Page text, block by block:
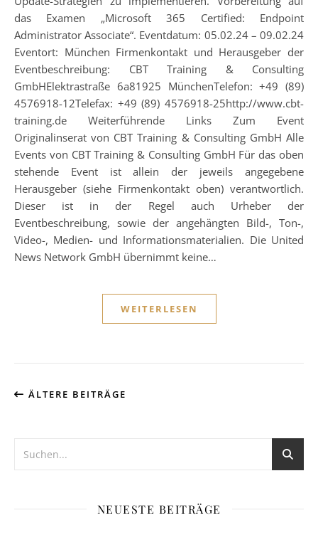
das Examen „Microsoft 365 Certified: Endpoint
Administrator Associate“. Eventdatum: 05.02.24 – 09.02.24
Eventort: München Firmenkontakt und Herausgeber der
Eventbeschreibung: CBT Training & Consulting
GmbHElektrastraße 6a81925 MünchenTelefon: +49 (89)
4576918-12Telefax: +49 (89) 4576918-25http://www.cbt-
training.de Weiterführende Links Zum Event
Originalinserat von CBT Training & Consulting GmbH Alle
Events von CBT Training & Consulting GmbH Für das oben
stehende Event ist allein der jeweils angegebene
Herausgeber (siehe Firmenkontakt oben) verantwortlich.
Dieser ist in der Regel auch Urheber der
Eventbeschreibung, sowie der angehängten Bild-, Ton-,
Video-, Medien- und Informationsmaterialien. Die United
News Network GmbH übernimmt keine…
WEITERLESEN
ÄLTERE BEITRÄGE
NEUESTE BEITRÄGE